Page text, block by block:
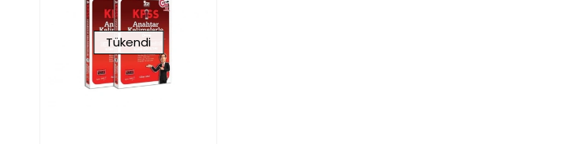
Tükendi